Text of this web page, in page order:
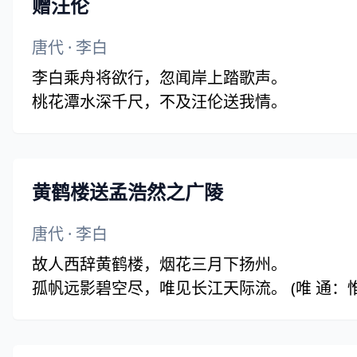
唐代 · 李白
李白乘舟将欲行，忽闻岸上踏歌声。
桃花潭水深千尺，不及汪伦送我情。
黄鹤楼送孟浩然之广陵
唐代 · 李白
故人西辞黄鹤楼，烟花三月下扬州。
孤帆远影碧空尽，唯见长江天际流。 (唯 通：